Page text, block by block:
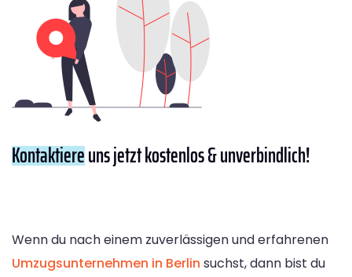
Kontaktiereuns jetzt kostenlos & unverbindlich!
Wenn du nach einem zuverlässigen und erfahrenen
Umzugsunternehmen in Berlin suchst, dann bist du